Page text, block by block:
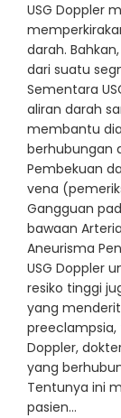
USG Doppler
darah.
dari suatu
Sementara
aliran darah
membantu
berhubungan
Pembekuan
vena
Gangguan
bawaan
Aneurisma
USG Doppler
resiko tinggi
yang
preeclampsia,
Doppler,
yang
Tentunya ini
pasien…